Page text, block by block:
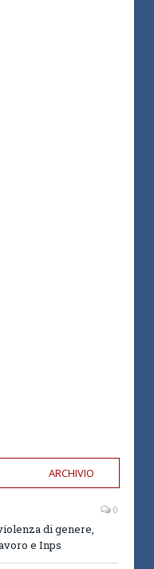
ARCHIVIO
0
di genere,
e Inps